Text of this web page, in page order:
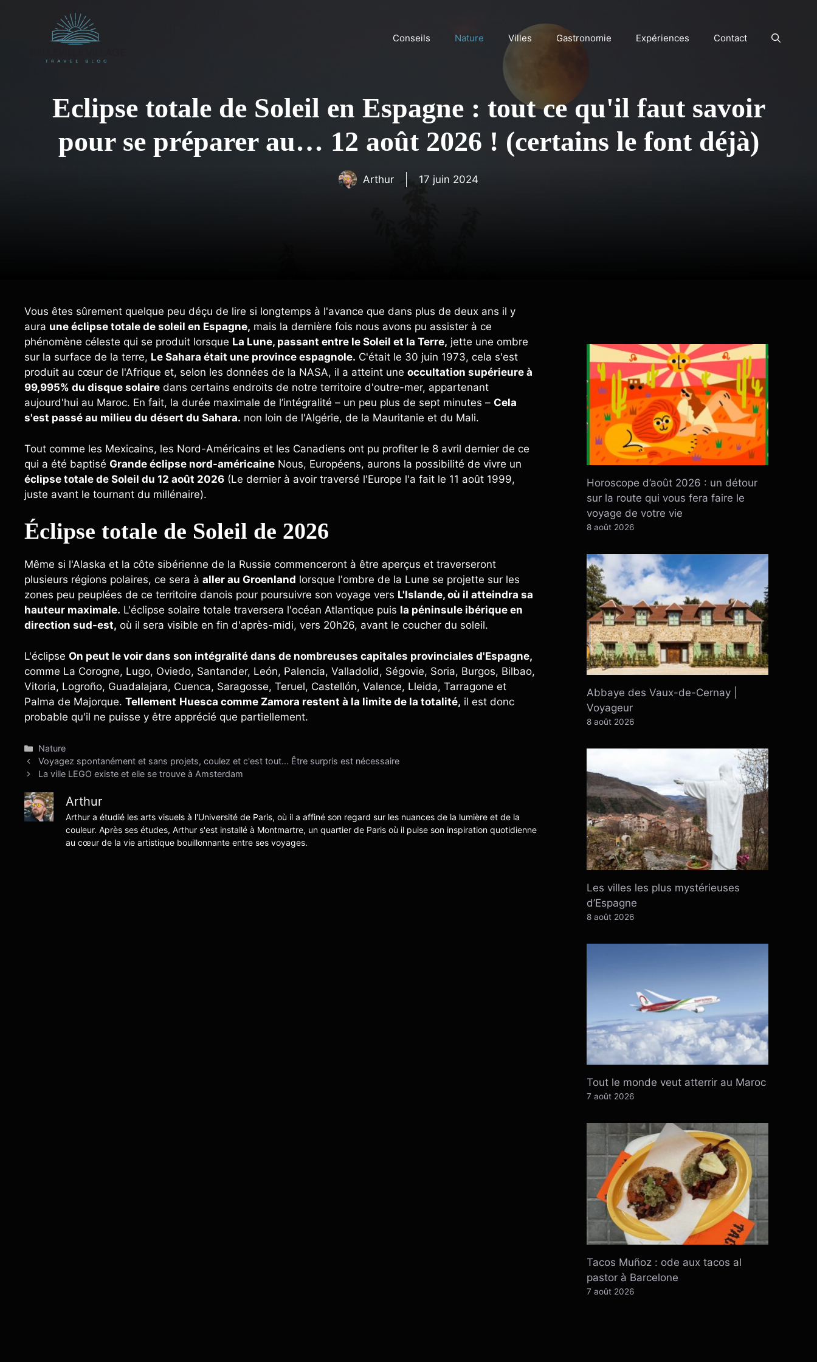
Conseils Nature Villes Gastronomie Expériences Contact
Eclipse totale de Soleil en Espagne : tout ce qu'il faut savoir
pour se préparer au… 12 août 2026 ! (certains le font déjà)
Arthur 17 juin 2024
Vous êtes sûrement quelque peu déçu de lire si longtemps à l'avance que dans plus de deux ans il y
aura une éclipse totale de soleil en Espagne, mais la dernière fois nous avons pu assister à ce
phénomène céleste qui se produit lorsque La Lune, passant entre le Soleil et la Terre, jette une ombre
sur la surface de la terre, Le Sahara était une province espagnole. C'était le 30 juin 1973, cela s'est
produit au cœur de l'Afrique et, selon les données de la NASA, il a atteint une occultation supérieure à
99,995% du disque solaire dans certains endroits de notre territoire d'outre-mer, appartenant
aujourd'hui au Maroc. En fait, la durée maximale de l’intégralité – un peu plus de sept minutes – Cela
s'est passé au milieu du désert du Sahara. non loin de l'Algérie, de la Mauritanie et du Mali.
Tout comme les Mexicains, les Nord-Américains et les Canadiens ont pu profiter le 8 avril dernier de ce
qui a été baptisé Grande éclipse nord-américaine Nous, Européens, aurons la possibilité de vivre un
éclipse totale de Soleil du 12 août 2026 (Le dernier à avoir traversé l'Europe l'a fait le 11 août 1999,
juste avant le tournant du millénaire).
Éclipse totale de Soleil de 2026
Même si l'Alaska et la côte sibérienne de la Russie commenceront à être aperçus et traverseront
plusieurs régions polaires, ce sera à aller au Groenland lorsque l'ombre de la Lune se projette sur les
zones peu peuplées de ce territoire danois pour poursuivre son voyage vers L'Islande, où il atteindra sa
hauteur maximale. L'éclipse solaire totale traversera l'océan Atlantique puis la péninsule ibérique en
direction sud-est, où il sera visible en fin d'après-midi, vers 20h26, avant le coucher du soleil.
L'éclipse On peut le voir dans son intégralité dans de nombreuses capitales provinciales d'Espagne,
comme La Corogne, Lugo, Oviedo, Santander, León, Palencia, Valladolid, Ségovie, Soria, Burgos, Bilbao,
Vitoria, Logroño, Guadalajara, Cuenca, Saragosse, Teruel, Castellón, Valence, Lleida, Tarragone et
Palma de Majorque. Tellement Huesca comme Zamora restent à la limite de la totalité, il est donc
probable qu'il ne puisse y être apprécié que partiellement.
Catégories
Nature
Voyagez spontanément et sans projets, coulez et c'est tout… Être surpris est nécessaire
La ville LEGO existe et elle se trouve à Amsterdam
Arthur
Arthur a étudié les arts visuels à l'Université de Paris, où il a affiné son regard sur les nuances de la lumière et de la
couleur. Après ses études, Arthur s'est installé à Montmartre, un quartier de Paris où il puise son inspiration quotidienne
au cœur de la vie artistique bouillonnante entre ses voyages.
Horoscope d’août 2026 : un détour
sur la route qui vous fera faire le
voyage de votre vie
8 août 2026
Abbaye des Vaux-de-Cernay |
Voyageur
8 août 2026
Les villes les plus mystérieuses
d’Espagne
8 août 2026
Tout le monde veut atterrir au Maroc
7 août 2026
Tacos Muñoz : ode aux tacos al
pastor à Barcelone
7 août 2026